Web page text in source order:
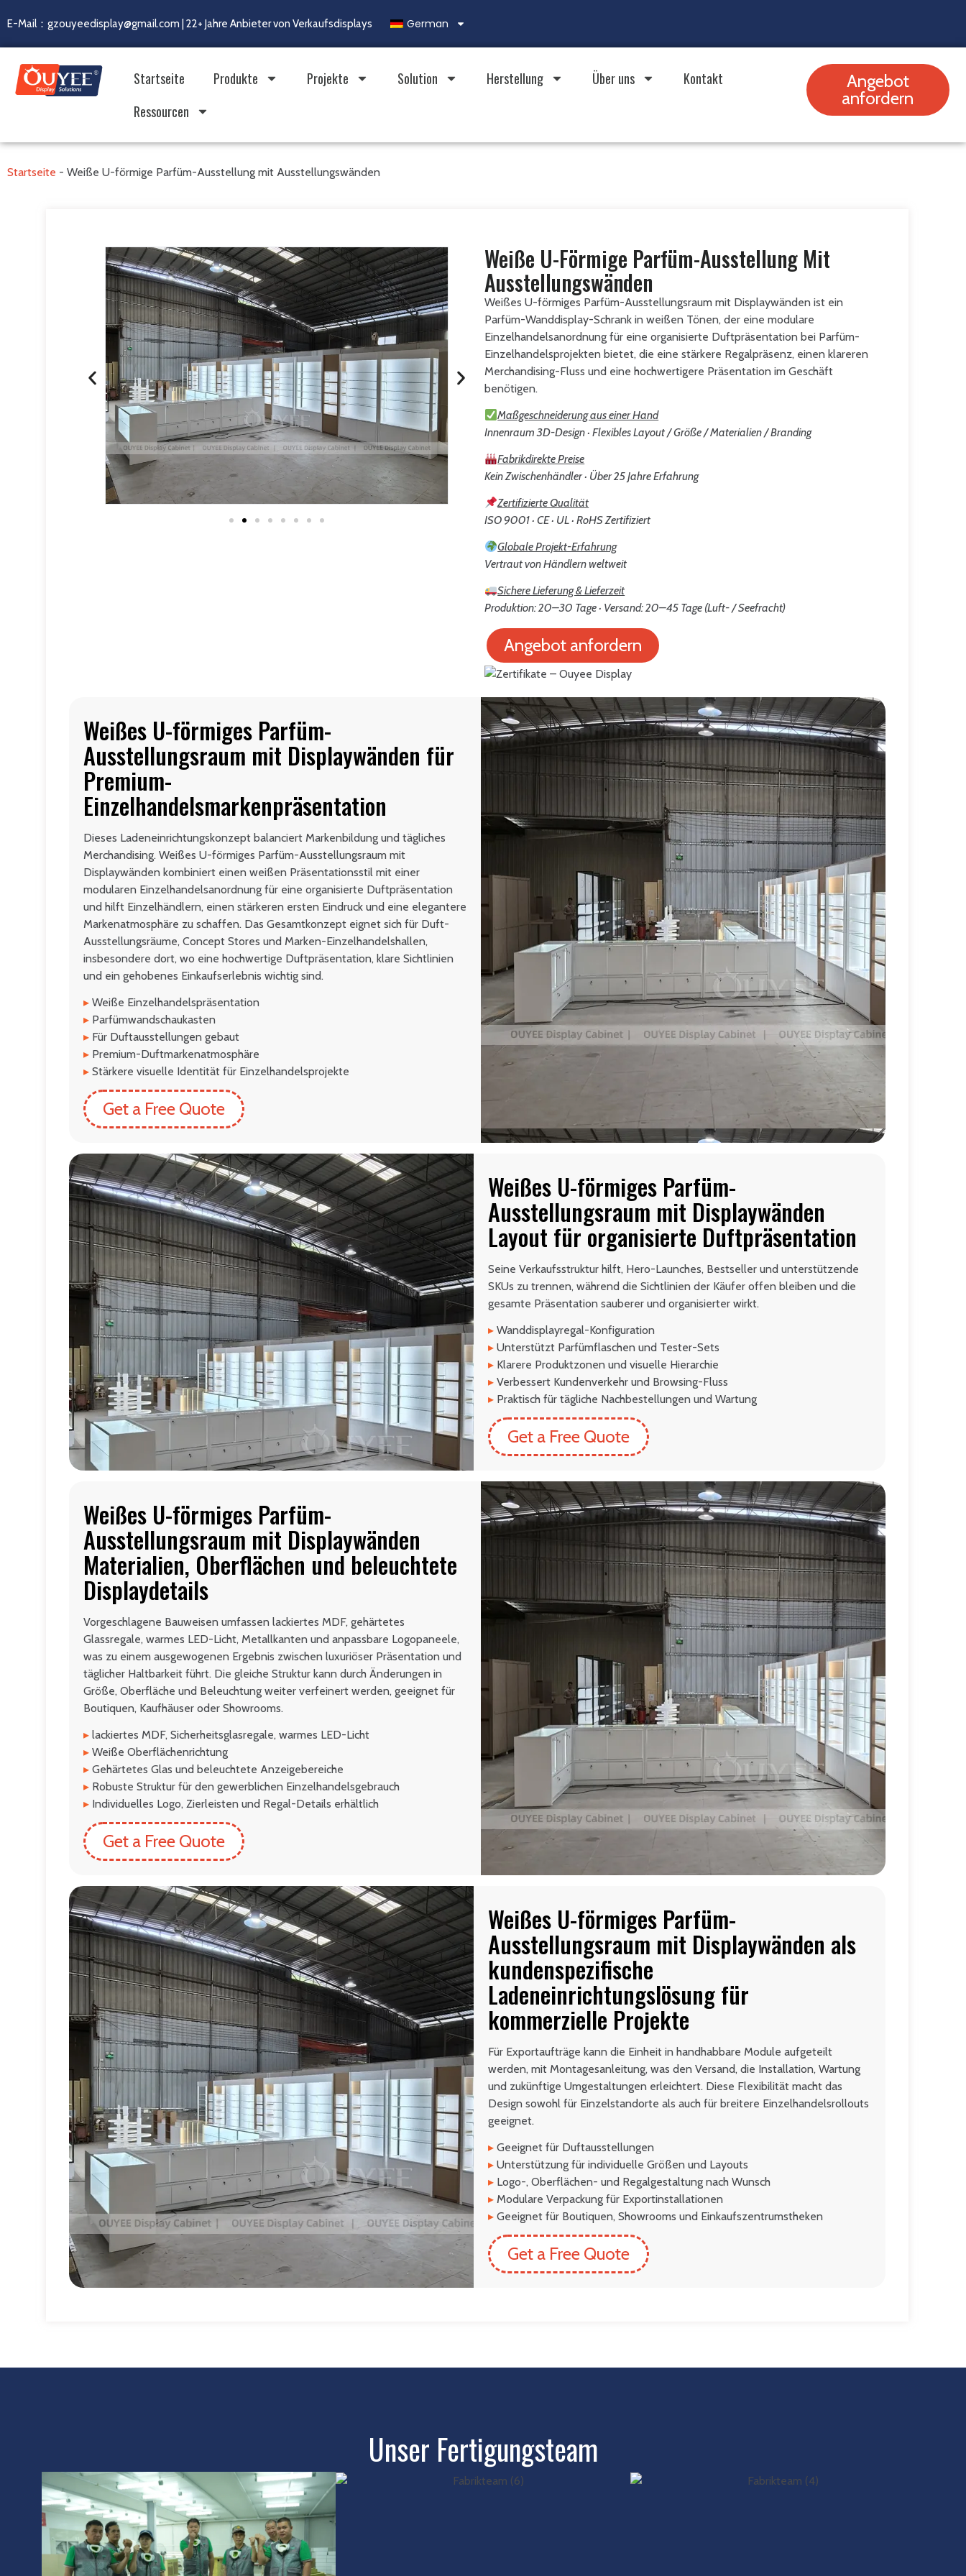
E-Mail：gzouyeedisplay@gmail.com | 22+ Jahre Anbieter von Verkaufsdisplays German
Startseite Produkte Projekte Solution Herstellung Über uns
Kontakt
Ressourcen
Angebot
anfordern
Startseite - Weiße U-förmige Parfüm-Ausstellung mit Ausstellungswänden
Weiße U-Förmige Parfüm-Ausstellung Mit
Ausstellungswänden
Weißes U-förmiges Parfüm-Ausstellungsraum mit Displaywänden ist ein
Parfüm-Wanddisplay-Schrank in weißen Tönen, der eine modulare
Einzelhandelsanordnung für eine organisierte Duftpräsentation bei Parfüm-
Einzelhandelsprojekten bietet, die eine stärkere Regalpräsenz, einen klareren
Merchandising-Fluss und eine hochwertigere Präsentation im Geschäft
benötigen.
Maßgeschneiderung aus einer Hand
Innenraum 3D-Design · Flexibles Layout / Größe / Materialien / Branding
Fabrikdirekte Preise
Kein Zwischenhändler · Über 25 Jahre Erfahrung
Zertifizierte Qualität
ISO 9001 · CE · UL · RoHS Zertifiziert
Globale Projekt-Erfahrung
Vertraut von Händlern weltweit
Sichere Lieferung & Lieferzeit
Produktion: 20–30 Tage · Versand: 20–45 Tage (Luft- / Seefracht)
Angebot anfordern
Weißes U-förmiges Parfüm-
Ausstellungsraum mit Displaywänden für
Premium-
Einzelhandelsmarkenpräsentation
Dieses Ladeneinrichtungskonzept balanciert Markenbildung und tägliches
Merchandising. Weißes U-förmiges Parfüm-Ausstellungsraum mit
Displaywänden kombiniert einen weißen Präsentationsstil mit einer
modularen Einzelhandelsanordnung für eine organisierte Duftpräsentation
und hilft Einzelhändlern, einen stärkeren ersten Eindruck und eine elegantere
Markenatmosphäre zu schaffen. Das Gesamtkonzept eignet sich für Duft-
Ausstellungsräume, Concept Stores und Marken-Einzelhandelshallen,
insbesondere dort, wo eine hochwertige Duftpräsentation, klare Sichtlinien
und ein gehobenes Einkaufserlebnis wichtig sind.
▸ Weiße Einzelhandelspräsentation
▸ Parfümwandschaukasten
▸ Für Duftausstellungen gebaut
▸ Premium-Duftmarkenatmosphäre
▸ Stärkere visuelle Identität für Einzelhandelsprojekte
Get a Free Quote
Weißes U-förmiges Parfüm-
Ausstellungsraum mit Displaywänden
Layout für organisierte Duftpräsentation
Seine Verkaufsstruktur hilft, Hero-Launches, Bestseller und unterstützende
SKUs zu trennen, während die Sichtlinien der Käufer offen bleiben und die
gesamte Präsentation sauberer und organisierter wirkt.
▸Wanddisplayregal-Konfiguration
▸Unterstützt Parfümflaschen und Tester-Sets
▸Klarere Produktzonen und visuelle Hierarchie
▸Verbessert Kundenverkehr und Browsing-Fluss
▸Praktisch für tägliche Nachbestellungen und Wartung
Get a Free Quote
Weißes U-förmiges Parfüm-
Ausstellungsraum mit Displaywänden
Materialien, Oberflächen und beleuchtete
Displaydetails
Vorgeschlagene Bauweisen umfassen lackiertes MDF, gehärtetes
Glassregale, warmes LED-Licht, Metallkanten und anpassbare Logopaneele,
was zu einem ausgewogenen Ergebnis zwischen luxuriöser Präsentation und
täglicher Haltbarkeit führt. Die gleiche Struktur kann durch Änderungen in
Größe, Oberfläche und Beleuchtung weiter verfeinert werden, geeignet für
Boutiquen, Kaufhäuser oder Showrooms.
▸ lackiertes MDF, Sicherheitsglasregale, warmes LED-Licht
▸ Weiße Oberflächenrichtung
▸ Gehärtetes Glas und beleuchtete Anzeigebereiche
▸ Robuste Struktur für den gewerblichen Einzelhandelsgebrauch
▸ Individuelles Logo, Zierleisten und Regal-Details erhältlich
Get a Free Quote
Weißes U-förmiges Parfüm-
Ausstellungsraum mit Displaywänden als
kundenspezifische
Ladeneinrichtungslösung für
kommerzielle Projekte
Für Exportaufträge kann die Einheit in handhabbare Module aufgeteilt
werden, mit Montagesanleitung, was den Versand, die Installation, Wartung
und zukünftige Umgestaltungen erleichtert. Diese Flexibilität macht das
Design sowohl für Einzelstandorte als auch für breitere Einzelhandelsrollouts
geeignet.
▸Geeignet für Duftausstellungen
▸Unterstützung für individuelle Größen und Layouts
▸Logo-, Oberflächen- und Regalgestaltung nach Wunsch
▸Modulare Verpackung für Exportinstallationen
▸Geeignet für Boutiquen, Showrooms und Einkaufszentrumstheken
Get a Free Quote
Unser Fertigungsteam